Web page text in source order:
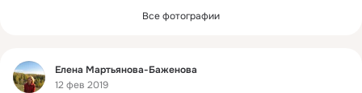
Все фотографии
Фид
Елена Мартьянова-Баженова
12 фев 2019